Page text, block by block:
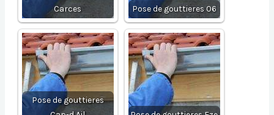
Carces
Pose de gouttieres 06
Pose de gouttieres